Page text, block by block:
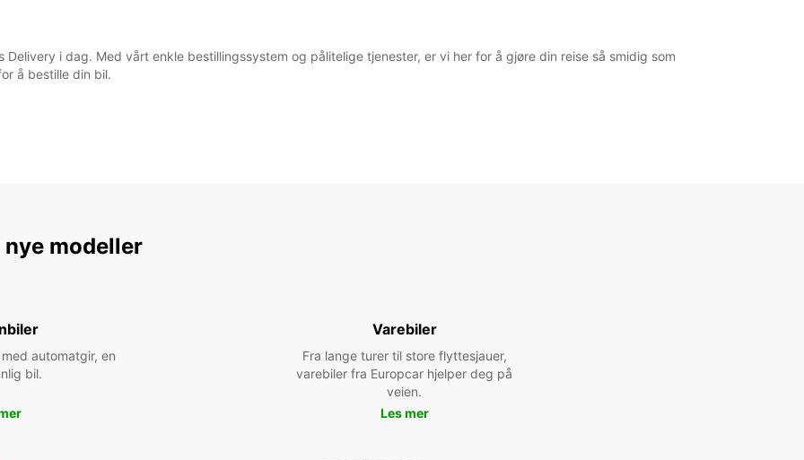
i dag. Med vårt enkle bestillingssystem og pålitelige tjenester, er vi her for å gjøre din reise så smidig som
å bestille din bil.
modeller
automatgir, en
bil.
Varebiler
Fra lange turer til store flyttesjauer,
varebiler fra Europcar hjelper deg på
veien.
Les mer